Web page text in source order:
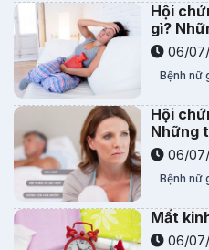
Hội
gì?
và06/
Bệnh nữ
Hội
Những
06/
Bệnh nữ
Mất
06/